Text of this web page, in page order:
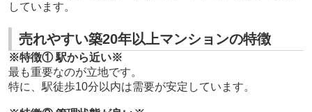
しています。
売れやすい築20年以上マンションの特徴
※特徴① 駅から近い※
最も重要なのが立地です。
特に、駅徒歩10分以内は需要が安定しています。